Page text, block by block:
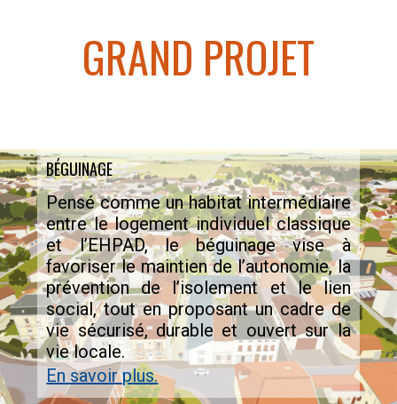
GRAND PROJET
BÉGUINAGE
Pensé comme un habitat intermédiaire
entre le logement individuel classique
et l’EHPAD, le béguinage vise à
favoriser le maintien de l’autonomie, la
prévention de l’isolement et le lien
social, tout en proposant un cadre de
vie sécurisé, durable et ouvert sur la
vie locale.
En savoir plus.